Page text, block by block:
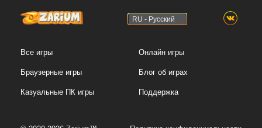
RU - Русский
Все игры
Браузерные игры
Казуальные ПК игры
Онлайн игры
Блог об играх
Поддержка